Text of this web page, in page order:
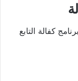
كفالة التابع